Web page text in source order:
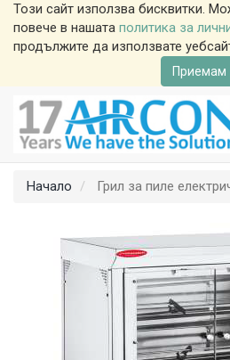
Този сайт използва бисквитки.
повече в нашата политика за
продължите да използвате
Приемам
Начало Грил за пиле